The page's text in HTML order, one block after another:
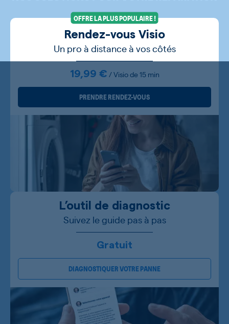
OFFRE LA PLUS POPULAIRE !
Rendez-vous Visio
Un pro à distance à vos côtés
19,99 € / Visio de 15 min
PRENDRE RENDEZ-VOUS
L’outil de diagnostic
Suivez le guide pas à pas
Gratuit
DIAGNOSTIQUER VOTRE PANNE